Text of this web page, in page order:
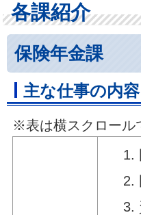
各課紹介
保険年金課
主な仕事の内容
※表は横スクロール